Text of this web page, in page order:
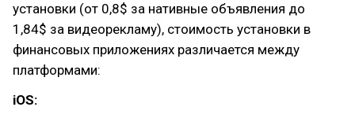
установки (от 0,8$ за нативные объявления до
1,84$ за видеорекламу), стоимость установки в
финансовых приложениях различается между
платформами:
iOS: